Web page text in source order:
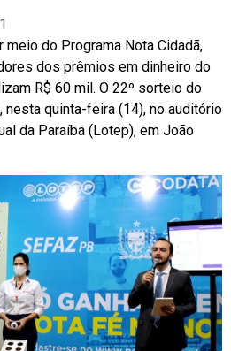
meio do Programa Nota Cidadã,
dos prêmios em dinheiro do
R$ 60 mil. O 22º sorteio do
nesta quinta-feira (14), no auditório
da Paraíba (Lotep), em João